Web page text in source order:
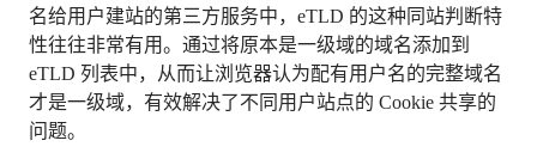
名给用户建站的第三方服务中，eTLD 的这种同站判断特
性往往非常有用。通过将原本是一级域的域名添加到
eTLD 列表中，从而让浏览器认为配有用户名的完整域名
才是一级域，有效解决了不同用户站点的 Cookie 共享的
问题。